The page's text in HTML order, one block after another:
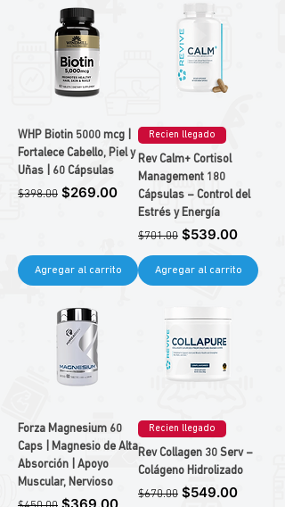
WHP Biotin 5000 mcg |
Fortalece Cabello, Piel y
Uñas | 60 Cápsulas
Precio
$398.00 Precio de oferta
$269.00
Agregar al carrito
Recien llegado
Rev Calm+ Cortisol
Management 180
Cápsulas – Control del
Estrés y Energía
Precio
$701.00 Precio de oferta
$539.00
Agregar al carrito
Forza Magnesium 60
Caps | Magnesio de Alta
Absorción | Apoyo
Muscular, Nervioso
Precio Precio de oferta
Recien llegado
Rev Collagen 30 Serv –
Colágeno Hidrolizado
Precio
$670.00 Precio de oferta
$549.00